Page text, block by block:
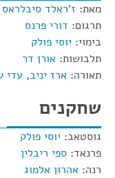
מאת: ז'ראלד סיבלראס
תרגום: דורי פרנס
בימוי: יוסי פולק
תלבושות: אורן דר
תאורה: ארז יניב, עדי
שחקנים
גוסטאב: יוסי פולק
פרנאד: ספי ריבלין
רנה: אהרון אלמוג